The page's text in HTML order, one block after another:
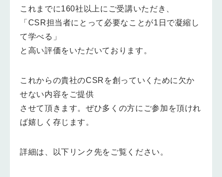
これまでに160社以上にご受講いただき、
「CSR担当者にとって必要なことが1日で凝縮し
て学べる」
と高い評価をいただいております。
これからの貴社のCSRを創っていくために欠か
せない内容をご提供
させて頂きます。ぜひ多くの方にご参加を頂けれ
ば嬉しく存じます。
詳細は、以下リンク先をご覧ください。